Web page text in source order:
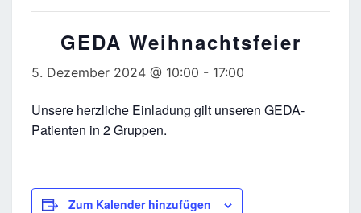
GEDA Weihnachtsfeier
5. Dezember 2024 @ 10:00 - 17:00
Unsere herzliche Einladung gilt unseren GEDA-
Patienten in 2 Gruppen.
Zum Kalender hinzufügen